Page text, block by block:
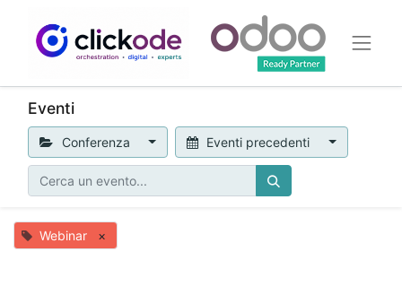
Eventi
Conferenza Eventi precedenti
Webinar ×